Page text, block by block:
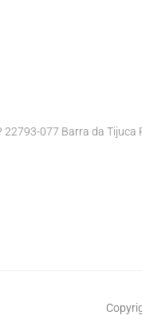
077 Barra da Tijuca